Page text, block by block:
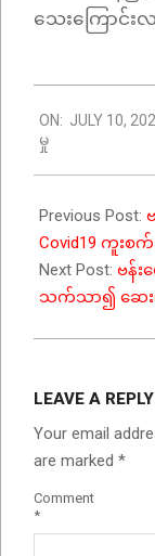
သေးကြောင်
07-
10
ON: JULY 10,
မှု
Previous Post:
Covid19 ကူး
Next Post: ဗန်း
သက်သာ၍ ဆေး
LEAVE A REPLY
Your email
are marked *
Comment
*